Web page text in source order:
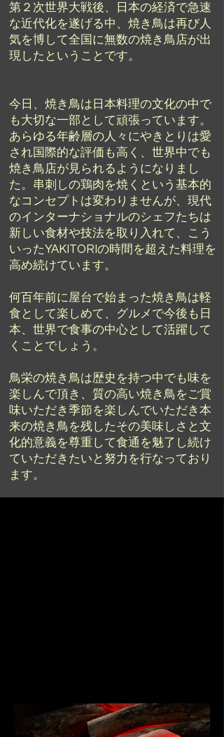
第２次世界大戦後、日本の経済で急速
な近代化を遂げる中、焼き鳥は再び人
気を博して全国に無数の焼き鳥店が出
現したということです。
今日、焼き鳥は日本料理の文化の中で
も大切な一部として頑張っています。
あらゆる年齢層の人々にやきとりは愛
され国際的な評価も高く、世界中でも
焼き鳥店が見られるようになりまし
た。串刺しの鶏肉を焼くという基本的
なコンセプトは変わりませんが、現代
のインターナショナルのシェフたちは
新しい食材や技法を取り入れて、こう
いったYAKITORIの時間を超えた料理を
高め続けています。
何百年前に屋台で始まった焼き鳥は軽
食として楽しめて、グルメで今後も日
本、世界で食事の中心として活躍して
くことでしょう。
鳥栄の焼き鳥は歴史を持つ中でも味を
楽しんで頂き、質の高い焼き鳥をご賞
味いただき季節を楽しんでいただき本
来の焼き鳥を残したその美味しさと文
化的意義を尊重して食通を魅了し続け
ていただきたいと努力を行なっており
ます。